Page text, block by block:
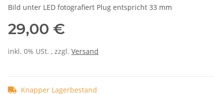
Bild unter LED fotografiert Plug entspricht 33 mm
29,00 €
inkl. 0% USt. , zzgl. Versand
Knapper Lagerbestand